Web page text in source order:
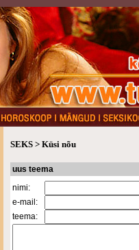
SEKS > Küsi nõu
uus teema
nimi:
e-mail:
teema: